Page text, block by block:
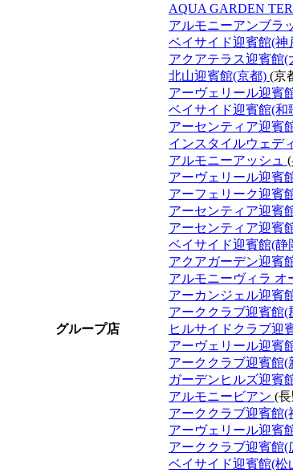
グループ店
AQUA GARDEN
アルモニーアンブ
ベイサイド迎賓館(神
アクアテラス迎賓館(
北山迎賓館(京都) (京
アーヴェリール迎賓
ベイサイド迎賓館(和
アーセンティア迎賓
インスタイルウェデ
アルモニーアッシュ
アーヴェリール迎賓
アーフェリーク迎賓
アーセンティア迎賓
アーセンティア迎賓
ベイサイド迎賓館(静
アクアガーデン迎賓
アルモニーヴィラ オ
アーカンジェル迎賓
アーククラブ迎賓館(
ヒルサイドクラブ迎
アーヴェリール迎賓
アーククラブ迎賓館(
ガーデンヒルズ迎賓
アルモニービアン (
アーククラブ迎賓館(
アーヴェリール迎賓
アーククラブ迎賓館(
ベイサイド迎賓館(松